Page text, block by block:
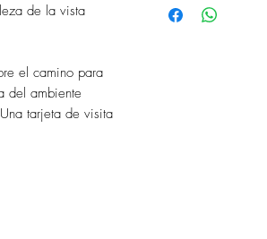
de la vista
el camino para
del ambiente
tarjeta de visita